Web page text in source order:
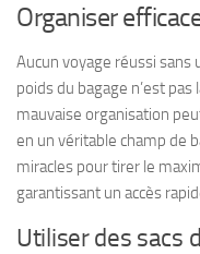
Organiser
Aucun voyage réussi sans
poids du bagage n’est
mauvaise organisation
en un véritable champ de
miracles pour tirer le
garantissant un accès
Utiliser des sacs